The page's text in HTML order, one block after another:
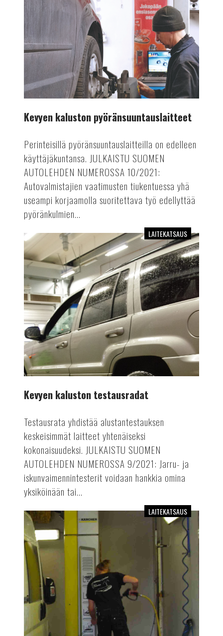
Kevyen kaluston pyöränsuuntauslaitteet
Perinteisillä pyöränsuuntauslaitteilla on edelleen
käyttäjäkuntansa. JULKAISTU SUOMEN
AUTOLEHDEN NUMEROSSA 10/2021:
Autovalmistajien vaatimusten tiukentuessa yhä
useampi korjaamolla suoritettava työ edellyttää
pyöränkulmien...
Kevyen
kaluston
testausradat
LAITEKATSAUS
Kevyen kaluston testausradat
Testausrata yhdistää alustantestauksen
keskeisimmät laitteet yhtenäiseksi
kokonaisuudeksi. JULKAISTU SUOMEN
AUTOLEHDEN NUMEROSSA 9/2021: Jarru- ja
iskunvaimennintesterit voidaan hankkia omina
yksiköinään tai...
Korkeapainepesurit LAITEKATSAUS